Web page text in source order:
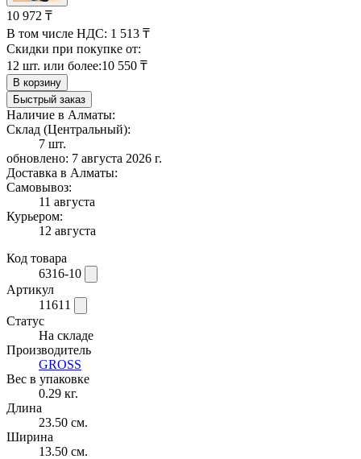
10 972 ₸
В том числе НДС: 1 513 ₸
Скидки при покупке от:
12 шт. или более:10 550 ₸
В корзину
Быстрый заказ
Наличие в Алматы:
Склад (Центральный):
7 шт.
обновлено: 7 августа 2026 г.
Доставка в Алматы:
Самовывоз:
11 августа
Курьером:
12 августа
Код товара
6316-10
Артикул
11611
Статус
На складе
Производитель
GROSS
Вес в упаковке
0.29 кг.
Длина
23.50 см.
Ширина
13.50 см.